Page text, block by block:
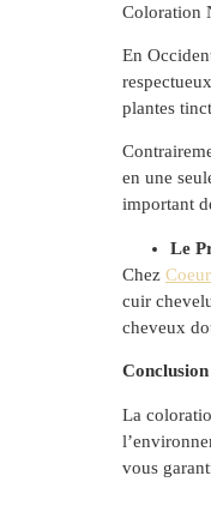
Coloration
En
plantes
en une
important
Le
Chez
cuir
cheveux
Conclusion
La
vous